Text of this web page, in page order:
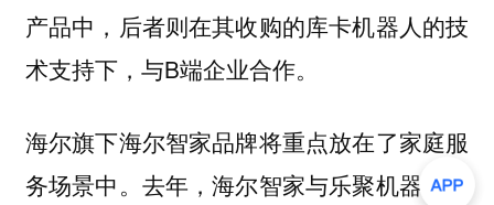
产品中，后者则在其收购的库卡机器人的技
术支持下，与B端企业合作。
海尔旗下海尔智家品牌将重点放在了家庭服
务场景中。去年，海尔智家与乐聚机器人合